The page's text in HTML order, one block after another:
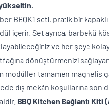
BBQK1 seti, pratik bir
içerir. Set ayrıca, barbekü
ve her şeye
dönüştürmenizi
modüller tamamen magnelis
dış mekân koşullarına son
BBQ Kitchen Bağlantı Kiti